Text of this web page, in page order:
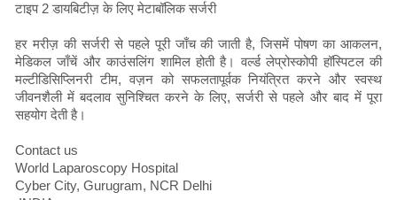
टाइप 2 डायबिटीज़ के लिए मेटाबॉलिक सर्जरी
हर मरीज़ की सर्जरी से पहले पूरी जाँच की जाती है, जिसमें पोषण का आकलन,
मेडिकल जाँचें और काउंसलिंग शामिल होती है। वर्ल्ड लेप्रोस्कोपी हॉस्पिटल की
मल्टीडिसिप्लिनरी टीम, वज़न को सफलतापूर्वक नियंत्रित करने और स्वस्थ
जीवनशैली में बदलाव सुनिश्चित करने के लिए, सर्जरी से पहले और बाद में पूरा
सहयोग देती है।
Contact us
World Laparoscopy Hospital
Cyber City, Gurugram, NCR Delhi